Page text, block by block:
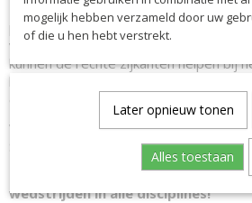
De D-ringen creeëren een stabiel
paard, het bit ligt mooi stil in de
voorkomen dat het bit heen en weer
kunnen de rechte zijkanten helpen bij
begrenzen, dit kan vooral voor jonge
Wil je graag advies hebben of zit het
Stuur ons dan gerust een berichtje en
Dit bit is toegestaan om te
wedstrijden in alle disciplines!
mogelijk hebben verzameld door uw
of die u hen hebt verstrekt.
Later opnieuw tonen
Alles toestaan